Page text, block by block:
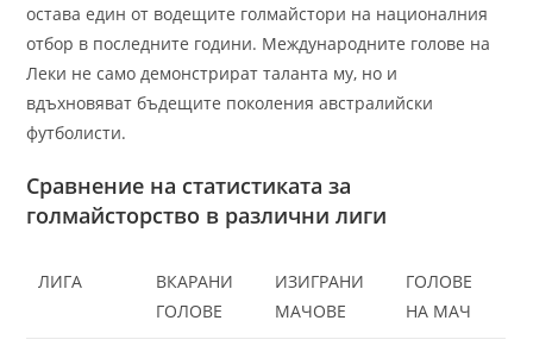
остава един от водещите голмайстори на националния
отбор в последните години. Международните голове на
Леки не само демонстрират таланта му, но и
вдъхновяват бъдещите поколения австралийски
футболисти.
Сравнение на статистиката за
голмайсторство в различни лиги
ЛИГА
ВКАРАНИ
ГОЛОВЕ
ИЗИГРАНИ
МАЧОВЕ
ГОЛОВЕ
НА МАЧ